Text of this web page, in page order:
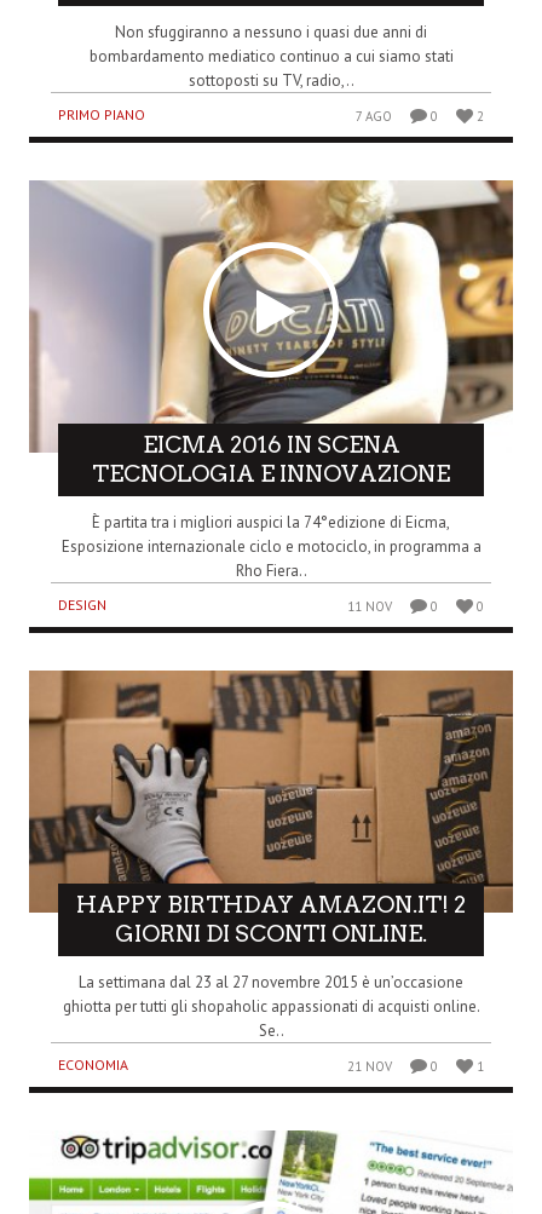
Non sfuggiranno a nessuno i quasi due anni di
bombardamento mediatico continuo a cui siamo stati
sottoposti su TV, radio,..
PRIMO PIANO 7 AGO 0 2
EICMA 2016 IN SCENA
TECNOLOGIA E INNOVAZIONE
È partita tra i migliori auspici la 74°edizione di Eicma,
Esposizione internazionale ciclo e motociclo, in programma a
Rho Fiera..
DESIGN 11 NOV 0 0
HAPPY BIRTHDAY AMAZON.IT! 2
GIORNI DI SCONTI ONLINE.
La settimana dal 23 al 27 novembre 2015 è un’occasione
ghiotta per tutti gli shopaholic appassionati di acquisti online.
Se..
ECONOMIA 21 NOV 0 1